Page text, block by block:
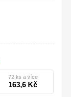
72 ks a více
163,6 Kč